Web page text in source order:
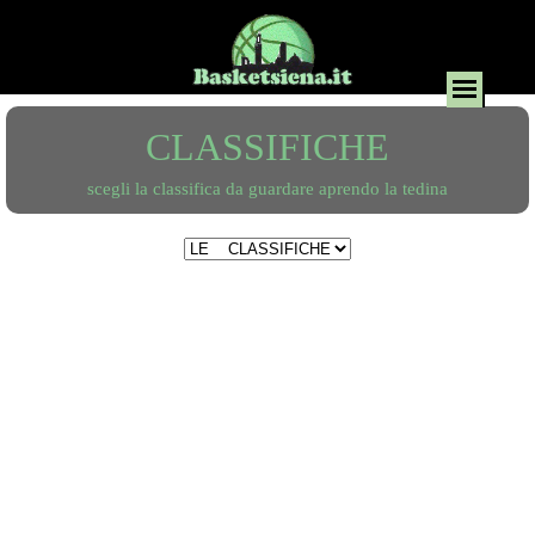
CLASSIFICHE
scegli la classifica da guardare aprendo la tedina